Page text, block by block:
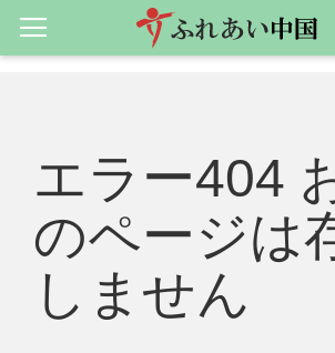
エラー404
のページは
しません